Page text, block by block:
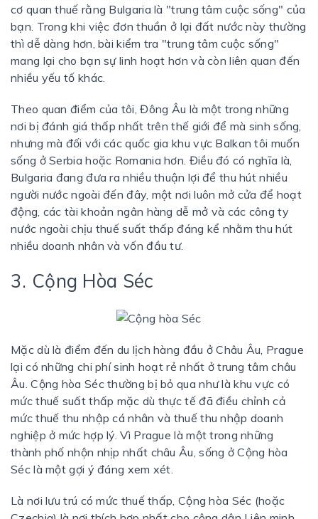
cơ quan thuế rằng Bulgaria là "trung tâm cuộc sống" của
bạn. Trong khi việc đơn thuần ở lại đất nước này thường
thì dễ dàng hơn, bài kiểm tra "trung tâm cuộc sống"
mang lại cho bạn sự linh hoạt hơn và còn liên quan đến
nhiều yếu tố khác.
Theo quan điểm của tôi, Đông Âu là một trong những
nơi bị đánh giá thấp nhất trên thế giới để mà sinh sống,
nhưng mà đối với các quốc gia khu vực Balkan tôi muốn
sống ở Serbia hoặc Romania hơn. Điều đó có nghĩa là,
Bulgaria đang đưa ra nhiều thuận lợi để thu hút nhiều
người nước ngoài đến đây, một nơi luôn mở cửa để hoạt
động, các tài khoản ngân hàng dễ mở và các công ty
nước ngoài chịu thuế suất thấp đáng kể nhằm thu hút
nhiều doanh nhân và vốn đầu tư.
3. Cộng Hòa Séc
Mặc dù là điểm đến du lịch hàng đầu ở Châu Âu, Prague
lại có những chi phí sinh hoạt rẻ nhất ở trung tâm châu
Âu. Cộng hòa Séc thường bị bỏ qua như là khu vực có
mức thuế suất thấp mặc dù thực tế đã điều chỉnh cả
mức thuế thu nhập cá nhân và thuế thu nhập doanh
nghiệp ở mức hợp lý. Vì Prague là một trong những
thành phố nhộn nhịp nhất châu Âu, sống ở Cộng hòa
Séc là một gợi ý đáng xem xét.
Là nơi lưu trú có mức thuế thấp, Cộng hòa Séc (hoặc